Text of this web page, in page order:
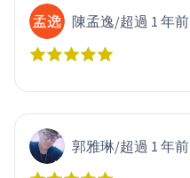
陳孟逸/超過 1 年前
郭雅琳/超過 1 年前